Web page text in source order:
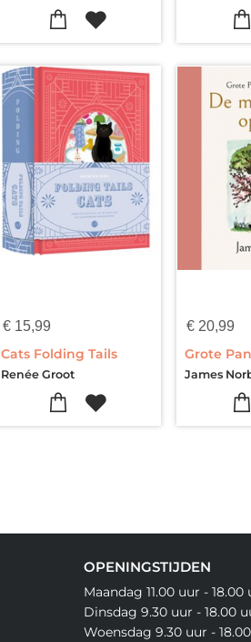
€ 15,99
Cats Folding Tails
Renée Groot
€20,99
James
OPENINGSTIJDEN
Maandag 11.00 uur - 18.00
Dinsdag 9.30 uur - 18.00
Woensdag 9.30 uur -